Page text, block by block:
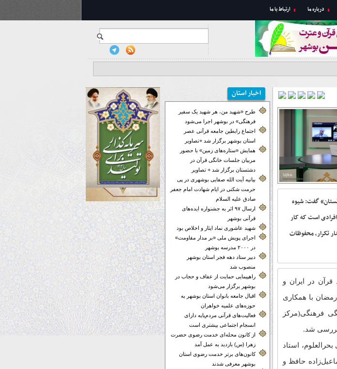
درباره ما ارتباط با ما
گفت: شیوه
است که کار
تکرار، محفوظات
قرآن در ایران و
با همکاری
فرهنگی(مرکز
بررسی شد.
استاد
حافظ و
اخبار استان
طرح «شهید من، هر شهید یک سفیر
فرهنگی» در بوشهر اجرا می‌شود
اجتماع رابطین جامعه قرآنی عصر
استان بوشهر برگزار شد +تصاویر
همایش «ستاره‌های زمین» با حضور
مربیان جلسات خانگی قرآن در
دشتستان برگزار شد + تصاویر
بیانیه آیت الله صفایی بوشهری در پی
حرمت شکنی در ایام شهادت امام جعفر
صادق علیه السلام
ارسال ۹۷ اثر به جشنواره ایده‌های
قرآنی بوشهر
شهید عاشوری نماد ایثار و اخلاص بود
اجرای پویش ملی «بر مدار مقاومت»
در ۲۰۰۰ مدرسه بوشهر
دبیر ستاد دهه فجر استان بوشهر
منصوب شد
راهپیمایی حمایت از عفاف و حجاب در
بوشهر برگزار می‌شود
اقبال جامعه بانوان استان بوشهر به
حوزه‌های علمیه خواهران
فعالیت‌های قرآنی مردم‌پایه دارای
انسجام اجتماعی بیشتری است
از کانون محله‌ای خدمت رضوی حضرت
زهرا (س) بازدید به عمل آمد
کانون‌های برتر خدمت رضوی استان
بوشهر معرفی شدند